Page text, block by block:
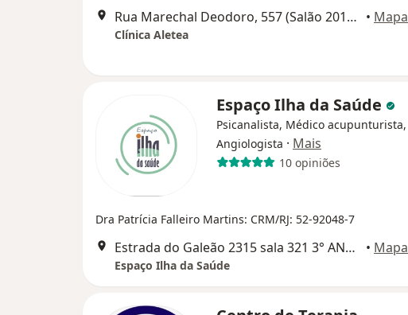
Rua Marechal Deodoro, 557 (Salão 201A - Duque de Caxias RJ), Duque de Caxias • Mapa
Clínica Aletea
Espaço Ilha da Saúde
Psicanalista, Médico acupunturista,
Angiologista · Mais
10 opiniões
Dra Patrícia Falleiro Martins: CRM/RJ: 52-92048-7
Estrada do Galeão 2315 sala 321 3° ANDAR, Rio de Janeiro • Mapa
Espaço Ilha da Saúde